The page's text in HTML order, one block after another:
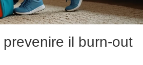
il burn-out